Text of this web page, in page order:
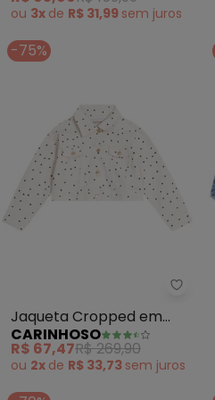
ou 3x de R$ 31,99 sem juros
-75%
Jaqueta Cropped em
Sarja Menina (Bege)
CARINHOSO
R$ 67,47R$ 269,90
ou 2x de R$ 33,73 sem juros